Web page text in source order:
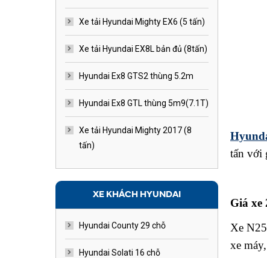
Hyund
tấn với
Giá xe
Xe
xe
Xe tải Hyundai Mighty EX6 (5 tấn)
Xe tải Hyundai EX8L bản đủ (8tấn)
Hyundai Ex8 GTS2 thùng 5.2m
Hyundai Ex8 GTL thùng 5m9(7.1T)
Xe tải Hyundai Mighty 2017 (8
tấn)
XE KHÁCH HYUNDAI
Hyundai County 29 chỗ
Hyundai Solati 16 chỗ